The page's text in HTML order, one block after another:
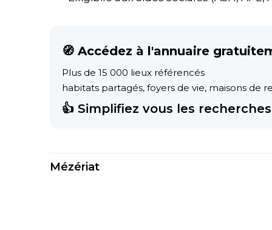
🧭 Accédez à l'annuaire
Plus de 15 000 lieux référencés
habitats partagés, foyers de vie, maisons de
👍 Simplifiez vous les
Mézériat